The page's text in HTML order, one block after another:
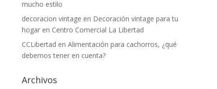
mucho estilo
decoracion vintage en Decoración vintage para tu
hogar en Centro Comercial La Libertad
CCLibertad en Alimentación para cachorros, ¿qué
debemos tener en cuenta?
Archivos